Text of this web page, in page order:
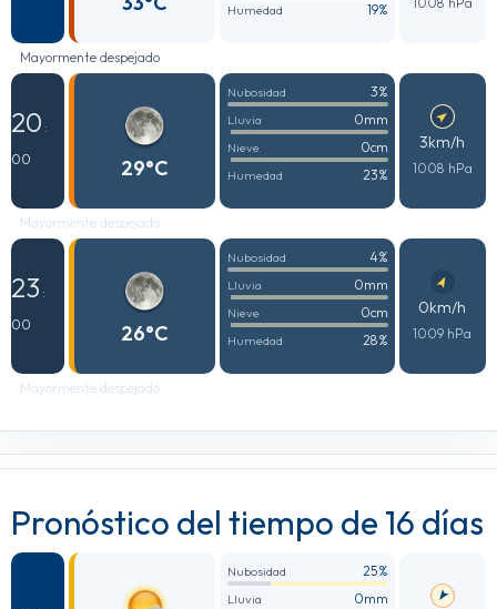
Humedad 19%
Mayormente despejado
20 :
00
29°C
Nubosidad 3%
Lluvia 0mm
Nieve 0cm
Humedad 23%
3km/h
1008 hPa
Mayormente despejado
23 :
00
26°C
Nubosidad 4%
Lluvia 0mm
Nieve 0cm
Humedad 28%
0km/h
1009 hPa
Mayormente despejado
Pronóstico del tiempo de 16 días
Nubosidad 25%
Lluvia 0mm